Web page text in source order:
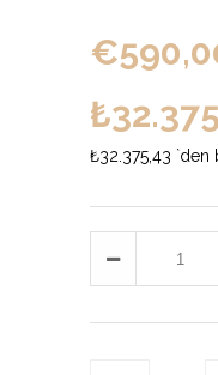
₺32.375,43 `den